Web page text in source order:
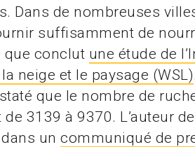
Dans de nombreuses
suffisamment de
que conclut une étude de
neige et le paysage (WSL)
que le nombre de
3139 à 9370. L’auteur
un communiqué de